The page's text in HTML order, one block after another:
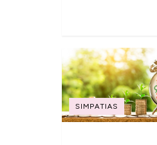
SIMPATIAS